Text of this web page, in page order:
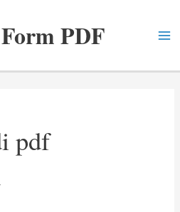
PDF
pdf